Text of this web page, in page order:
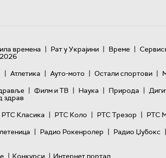
времена | Рат у Украјини | Време |
| Атлетика | Ауто-мото | Остали спортови |
| Филм и ТВ | Наука | Природа |
здрав
РТС Класика | РТС Коло | РТС Трезор | РТС
| Радио Рокенролер | Радио Џубокс |
| Конкурси | Интернет портал